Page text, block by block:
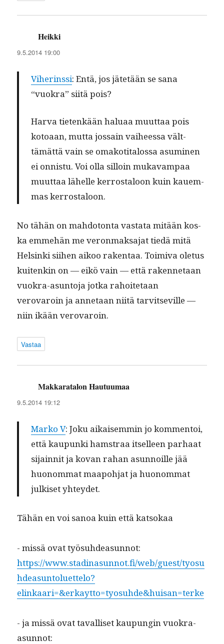
Heikki
9.5.2014 19:00
Viherinssi: Entä, jos jätetään se sana
“vuokra” siitä pois?
Har­va tietenkään halu­aa muut­taa pois
kotoaan, mut­ta jos­sain vai­heessa vält­
tämät­tä vain se omakoti­talos­sa asum­i­nen
ei onnis­tu. Voi olla sil­loin mukavam­paa
muut­taa lähelle ker­rostaloon kuin kauem­
mas kerrostaloon.
No tähän on mah­do­ton­ta vas­ta­ta mitään kos­
ka emme­hän me veron­mak­sa­jat tiedä mitä
Helsin­ki siihen aikoo rak­en­taa. Toimi­va ole­tus
kuitenkin on — eikö vain — että raken­netaan
vuokra-asun­to­ja jot­ka rahoite­taan
verovaroin ja annetaan niitä tarvit­seville —
niin ikään verovaroin.
Vastaa
Makkaratalon Hautuumaa
9.5.2014 19:12
Marko V: Joku aikaisem­min jo kom­men­toi,
että kaupun­ki ham­straa itselleen parhaat
sijain­nit ja kovan rahan asun­noille jää
huonom­mat maapo­h­jat ja huonom­mat
julkiset yhteydet.
Tähän en voi sanoa kuin että katsokaa
- mis­sä ovat työ­suhdea­sun­not:
https://www.stadinasunnot.fi/web/guest/tyosu
hdeasuntoluettelo?
elinkaari=&erkaytto=tyosuhde&huisan=terke
- ja mis­sä ovat taval­liset kaupun­gin vuokra-
asun­not: